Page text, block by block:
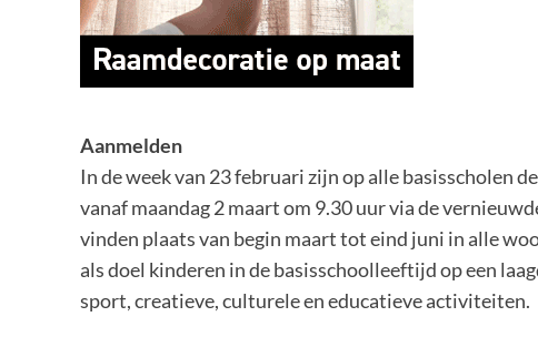
Aanmelden
In de week van 23 februari zijn op alle basisscholen
vanaf maandag 2 maart om 9.30 uur via de
vinden plaats van begin maart tot eind juni in alle
als doel kinderen in de basisschoolleeftijd op een
sport, creatieve, culturele en educatieve activiteiten.